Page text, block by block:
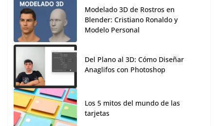
Modelado 3D de Rostros en
Blender: Cristiano Ronaldo y
Modelo Personal
Del Plano al 3D: Cómo Diseñar
Anaglifos con Photoshop
Los 5 mitos del mundo de las
tarjetas